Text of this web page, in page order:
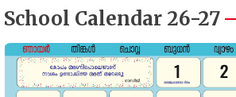
School Calendar 26-27